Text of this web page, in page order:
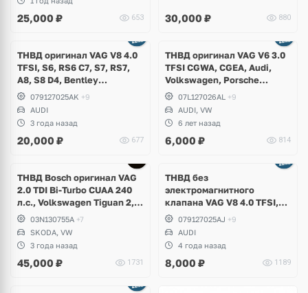
25,000 ₽ 653 30,000 ₽ 880
ТНВД оригинал VAG V8 4.0
TFSI, S6, RS6 C7, S7, RS7,
A8, S8 D4, Bentley
Continental GT
079127025AK +9
AUDI
3 года назад
20,000 ₽ 677
ТНВД оригинал VAG V6 3.0
TFSI CGWA, CGEA, Audi,
Volkswagen, Porsche
Cayenne S Hybrid
07L127026AL
+9
AUDI, VW
6 лет назад
6,000 ₽ 814
ТНВД Bosch оригинал VAG
2.0 TDI Bi-Turbo CUAA 240
л.с., Volkswagen Tiguan 2,
Allspace, Passat B8,
Alltrack, Arteon, Skoda
Kodiaq RS
03N130755A +7
SKODA, VW
3 года назад
45,000 ₽ 1731
ТНВД без
электромагнитного
клапана VAG V8 4.0 TFSI,
S6, RS6 C7, S7, RS7, A8, S8
D4, Bentley Continental GT
079127025AJ +9
AUDI
4 года назад
8,000 ₽ 1189